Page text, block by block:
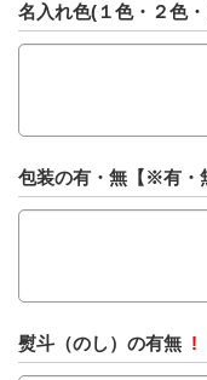
名入れ色(１色・２色
包装の有・無【※有・
熨斗（のし）の有無 !